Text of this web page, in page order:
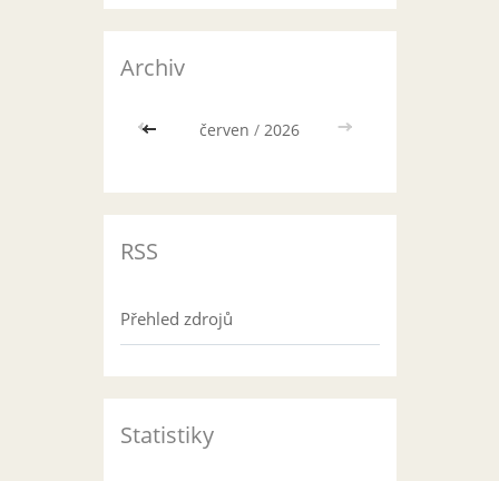
Archiv
<< červen / 2026 >>
RSS
Přehled zdrojů
Statistiky